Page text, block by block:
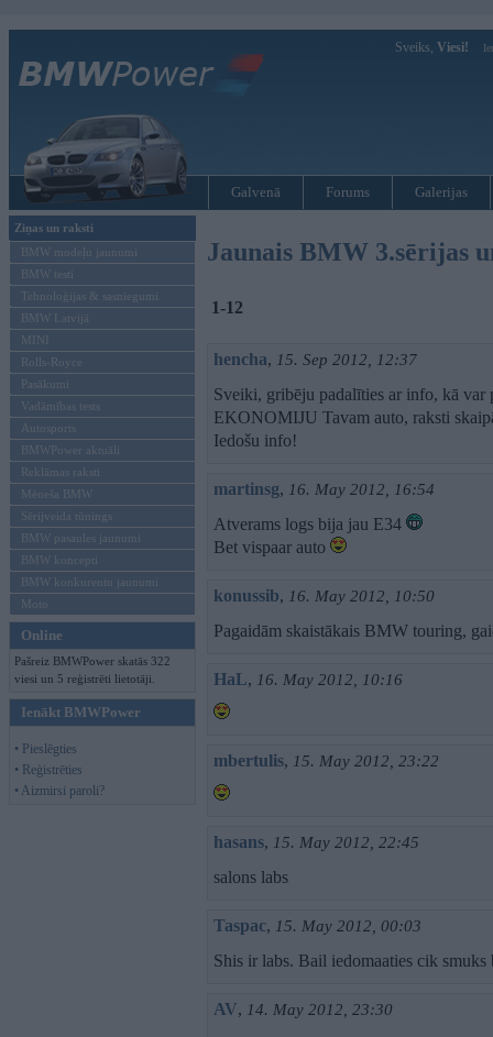
Sveiks, Viesi!
Galvenā Forums Galerijas
Ziņas un raksti
BMW modeļu jaunumi
BMW testi
Tehnoloģijas & sasniegumi
BMW Latvijā
MINI
Rolls-Royce
Pasākumi
Vadāmības tests
Autosports
BMWPower aktuāli
Reklāmas raksti
Mēneša BMW
Sērijveida tūnings
BMW pasaules jaunumi
BMW koncepti
BMW konkurentu jaunumi
Moto
Online
Pašreiz BMWPower skatās 322
viesi un 5 reģistrēti lietotāji.
Ienākt BMWPower
• Pieslēgties
• Reģistrēties
• Aizmirsi paroli?
Jaunais BMW 3.sērijas
1-12
hencha, 15. Sep 2012, 12:37
Sveiki, gribēju padalīties ar info, kā
EKONOMIJU Tavam auto, raksti
Iedošu info!
martinsg, 16. May 2012, 16:54
Atverams logs bija jau E34
Bet vispaar auto
konussib, 16. May 2012, 10:50
Pagaidām skaistākais BMW touring,
HaL, 16. May 2012, 10:16
mbertulis, 15. May 2012, 23:22
hasans, 15. May 2012, 22:45
salons labs
Taspac, 15. May 2012, 00:03
Shis ir labs. Bail iedomaaties cik
AV, 14. May 2012, 23:30